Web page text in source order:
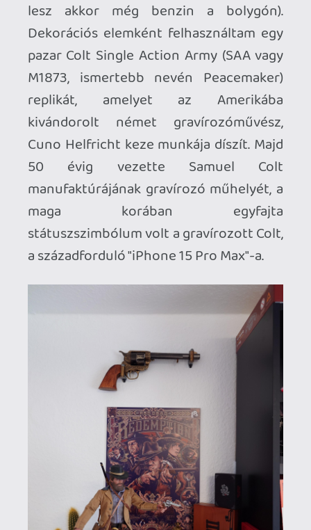
És ha már autólopás, akkor ne
feledkezzünk meg a játéklopásról sem, az
egyetlen redül szerzett jószágról. A
hírhedt Cyberpunk 2077 előrendeléses-
visszatérítéses ügye után a varsói lányok
ezt a lélegzetelállítóan gyönyörű V
másfél évvel később nagyjából
megközelítették az eredeti ígéreteket a
jelen generációs konzolportokkal, a
2022-es Év Játéka számomra csont
nélkül a Cyberpunk 2077 lett. A
megbocsájtás jeleként és a jófejség
viszonzásaként azóta becsúszott pár
cumó: képregény, könyv, baseball-sapi,
mini-figurák, Xbox, és hamarosan érkezik
természetesen az áltimét edisön is
Phantom Libertystől. Minden jó, ha jó a